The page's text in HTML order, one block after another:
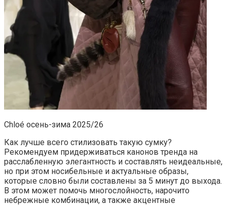
Chloé осень-зима 2025/26
Как лучше всего стилизовать такую сумку?
Рекомендуем придерживаться канонов тренда на
расслабленную элегантность и составлять неидеальные,
но при этом носибельные и актуальные образы,
которые словно были составлены за 5 минут до выхода.
В этом может помочь многослойность, нарочито
небрежные комбинации, а также акцентные